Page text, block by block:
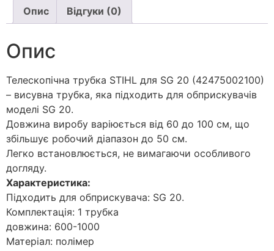
Опис Відгуки (0)
Опис
Телескопічна трубка STIHL для SG 20 (42475002100)
– висувна трубка, яка підходить для обприскувачів
моделі SG 20.
Довжина виробу варіюється від 60 до 100 см, що
збільшує робочий діапазон до 50 см.
Легко встановлюється, не вимагаючи особливого
догляду.
Характеристика:
Підходить для обприскувача: SG 20.
Комплектація: 1 трубка
довжина: 600-1000
Матеріал: полімер